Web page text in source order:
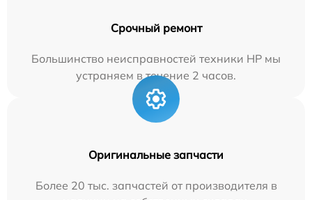
Срочный ремонт
Большинство неисправностей техники HP мы
устраняем в течение 2 часов.
Оригинальные запчасти
Более 20 тыс. запчастей от производителя в